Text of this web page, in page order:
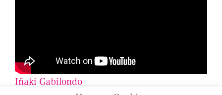
Iñaki Gabilondo